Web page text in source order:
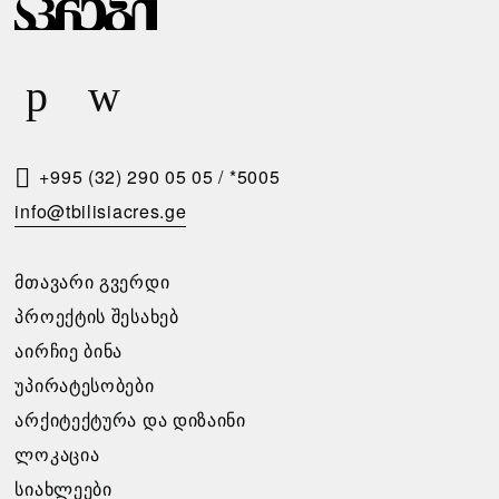
Ა
Ი
Ს
Ო
Თ
Ო
Ვ
Ნ
Ა
გთხოვთ
შეავსოთ
განაცხადი,
+995 (32) 290 05 05 / *5005
info@tbilisiacres.ge
ᲛᲗᲐᲕᲐᲠᲘ ᲒᲕᲔᲠᲓᲘ
ᲞᲠᲝᲔᲥᲢᲘᲡ ᲨᲔᲡᲐᲮᲔᲑ
ᲐᲘᲠᲩᲘᲔ ᲑᲘᲜᲐ
ᲣᲞᲘᲠᲐᲢᲔᲡᲝᲑᲔᲑᲘ
ᲐᲠᲥᲘᲢᲔᲥᲢᲣᲠᲐ ᲓᲐ ᲓᲘᲖᲐᲘᲜᲘ
ᲚᲝᲙᲐᲪᲘᲐ
ᲡᲘᲐᲮᲚᲔᲔᲑᲘ